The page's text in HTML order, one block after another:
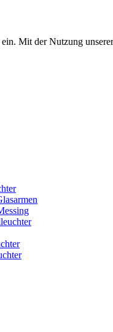
Mit der Nutzung